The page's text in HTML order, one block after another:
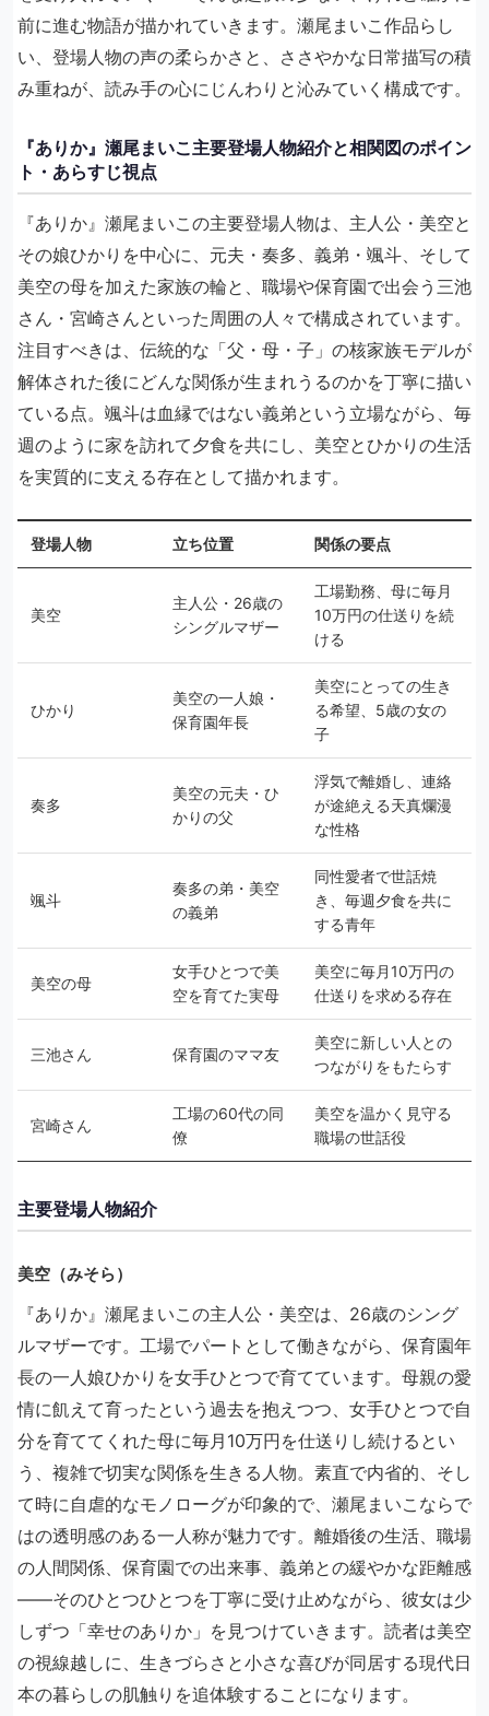
前に進む物語が描かれていきます。瀬尾まいこ作品らし
い、登場人物の声の柔らかさと、ささやかな日常描写の積
み重ねが、読み手の心にじんわりと沁みていく構成です。
『ありか』瀬尾まいこ主要登場人物紹介と相関図のポイン
ト・あらすじ視点
『ありか』瀬尾まいこの主要登場人物は、主人公・美空と
その娘ひかりを中心に、元夫・奏多、義弟・颯斗、そして
美空の母を加えた家族の輪と、職場や保育園で出会う三池
さん・宮崎さんといった周囲の人々で構成されています。
注目すべきは、伝統的な「父・母・子」の核家族モデルが
解体された後にどんな関係が生まれうるのかを丁寧に描い
ている点。颯斗は血縁ではない義弟という立場ながら、毎
週のように家を訪れて夕食を共にし、美空とひかりの生活
を実質的に支える存在として描かれます。
登場人物 立ち位置 関係の要点
美空
主人公・26歳の
シングルマザー
工場勤務、母に毎月
10万円の仕送りを続
ける
ひかり
美空の一人娘・
保育園年長
美空にとっての生き
る希望、5歳の女の
子
奏多
美空の元夫・ひ
かりの父
浮気で離婚し、連絡
が途絶える天真爛漫
な性格
颯斗
奏多の弟・美空
の義弟
同性愛者で世話焼
き、毎週夕食を共に
する青年
美空の母
女手ひとつで美
空を育てた実母
美空に毎月10万円の
仕送りを求める存在
三池さん 保育園のママ友
美空に新しい人との
つながりをもたらす
宮崎さん
工場の60代の同
僚
美空を温かく見守る
職場の世話役
主要登場人物紹介
美空（みそら）
『ありか』瀬尾まいこの主人公・美空は、26歳のシング
ルマザーです。工場でパートとして働きながら、保育園年
長の一人娘ひかりを女手ひとつで育てています。母親の愛
情に飢えて育ったという過去を抱えつつ、女手ひとつで自
分を育ててくれた母に毎月10万円を仕送りし続けるとい
う、複雑で切実な関係を生きる人物。素直で内省的、そし
て時に自虐的なモノローグが印象的で、瀬尾まいこならで
はの透明感のある一人称が魅力です。離婚後の生活、職場
の人間関係、保育園での出来事、義弟との緩やかな距離感
――そのひとつひとつを丁寧に受け止めながら、彼女は少
しずつ「幸せのありか」を見つけていきます。読者は美空
の視線越しに、生きづらさと小さな喜びが同居する現代日
本の暮らしの肌触りを追体験することになります。